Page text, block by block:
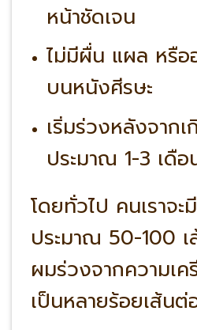
หน้าชัดเจน
ไม่มีผื่น แผล หรือ
บนหนังศีรษะ
เริ่มร่วงหลังจาก
ประมาณ 1-3 เดือ
โดยทั่วไป คนเราจ
ประมาณ 50-100 เ
ผมร่วงจากความเ
เป็นหลายร้อยเส้นต่